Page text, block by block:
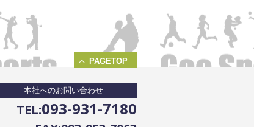
PAGETOP
本社へのお問い合わせ
TEL:093-931-7180